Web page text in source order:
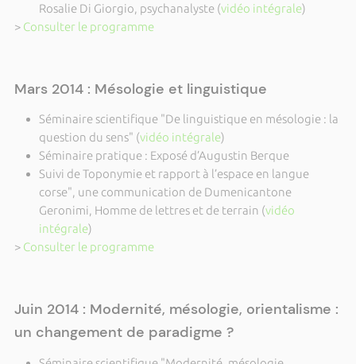
Rosalie Di Giorgio, psychanalyste (vidéo intégrale)
> Consulter le programme
Mars 2014 : Mésologie et linguistique
Séminaire scientifique "De linguistique en mésologie : la
question du sens" (vidéo intégrale)
Séminaire pratique : Exposé d’Augustin Berque
Suivi de Toponymie et rapport à l’espace en langue
corse", une communication de Dumenicantone
Geronimi, Homme de lettres et de terrain (vidéo
intégrale)
> Consulter le programme
Juin 2014 : Modernité, mésologie, orientalisme :
un changement de paradigme ?